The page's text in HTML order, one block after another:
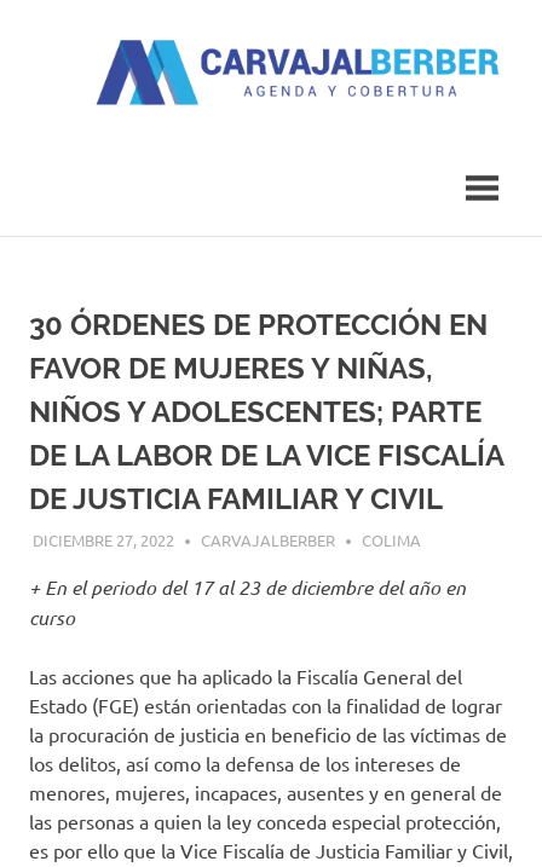
30 ÓRDENES DE PROTECCIÓN EN
FAVOR DE MUJERES Y NIÑAS,
NIÑOS Y ADOLESCENTES; PARTE
DE LA LABOR DE LA VICE FISCALÍA
DE JUSTICIA FAMILIAR Y CIVIL
DICIEMBRE 27, 2022 CARVAJALBERBER COLIMA
+ En el periodo del 17 al 23 de diciembre del año en
curso
Las acciones que ha aplicado la Fiscalía General del
Estado (FGE) están orientadas con la finalidad de lograr
la procuración de justicia en beneficio de las víctimas de
los delitos, así como la defensa de los intereses de
menores, mujeres, incapaces, ausentes y en general de
las personas a quien la ley conceda especial protección,
es por ello que la Vice Fiscalía de Justicia Familiar y Civil,